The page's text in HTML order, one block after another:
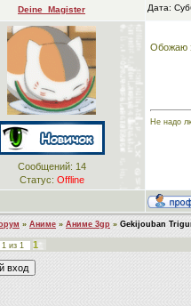
Deine_Magister Дата:
Сообщений: 14
Статус: Offline
Обожаю
Не надо
» Аниме » Аниме 3gp » Gekijouban
1 из 1
1